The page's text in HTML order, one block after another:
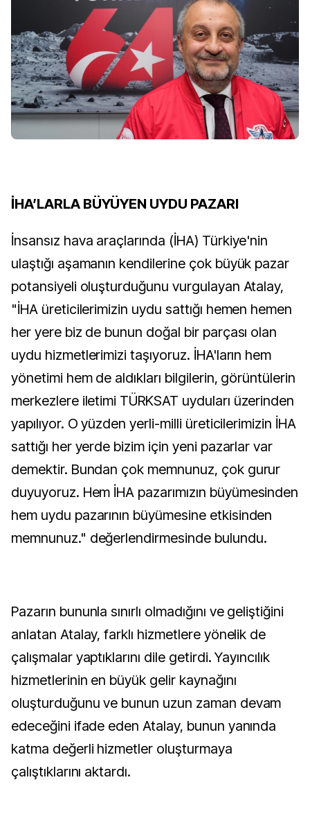
İHA’LARLA BÜYÜYEN UYDU PAZARI
İnsansız hava araçlarında (İHA) Türkiye'nin
ulaştığı aşamanın kendilerine çok büyük pazar
potansiyeli oluşturduğunu vurgulayan Atalay,
"İHA üreticilerimizin uydu sattığı hemen hemen
her yere biz de bunun doğal bir parçası olan
uydu hizmetlerimizi taşıyoruz. İHA'ların hem
yönetimi hem de aldıkları bilgilerin, görüntülerin
merkezlere iletimi TÜRKSAT uyduları üzerinden
yapılıyor. O yüzden yerli-milli üreticilerimizin İHA
sattığı her yerde bizim için yeni pazarlar var
demektir. Bundan çok memnunuz, çok gurur
duyuyoruz. Hem İHA pazarımızın büyümesinden
hem uydu pazarının büyümesine etkisinden
memnunuz." değerlendirmesinde bulundu.
Pazarın bununla sınırlı olmadığını ve geliştiğini
anlatan Atalay, farklı hizmetlere yönelik de
çalışmalar yaptıklarını dile getirdi. Yayıncılık
hizmetlerinin en büyük gelir kaynağını
oluşturduğunu ve bunun uzun zaman devam
edeceğini ifade eden Atalay, bunun yanında
katma değerli hizmetler oluşturmaya
çalıştıklarını aktardı.